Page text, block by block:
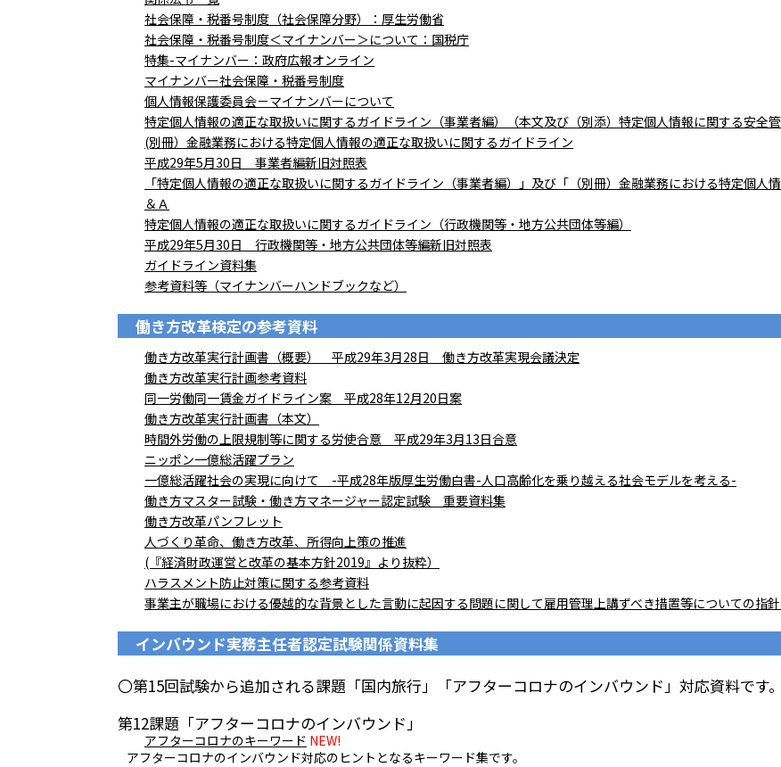
社会保障・税番号制度（社会保障分野）：厚生労働省
社会保障・税番号制度＜マイナンバー＞について：国税庁
特集-マイナンバー：政府広報オンライン
マイナンバー社会保障・税番号制度
個人情報保護委員会－マイナンバーについて
特定個人情報の適正な取扱いに関するガイドライン（事業者編）（本文及び（別添）特定個人情報に関する安全管
(別冊）金融業務における特定個人情報の適正な取扱いに関するガイドライン
平成29年5月30日 事業者編新旧対照表
「特定個人情報の適正な取扱いに関するガイドライン（事業者編）」及び「（別冊）金融業務における特定個人
＆Ａ
特定個人情報の適正な取扱いに関するガイドライン（行政機関等・地方公共団体等編）
平成29年5月30日 行政機関等・地方公共団体等編新旧対照表
ガイドライン資料集
参考資料等（マイナンバーハンドブックなど）
働き方改革検定の参考資料
働き方改革実行計画書（概要） 平成29年3月28日 働き方改革実現会議決定
働き方改革実行計画参考資料
同一労働同一賃金ガイドライン案 平成28年12月20日案
働き方改革実行計画書（本文）
時間外労働の上限規制等に関する労使合意 平成29年3月13日合意
ニッポン一億総活躍プラン
一億総活躍社会の実現に向けて -平成28年版厚生労働白書-人口高齢化を乗り越える社会モデルを考える-
働き方マスター試験・働き方マネージャー認定試験 重要資料集
働き方改革パンフレット
人づくり革命、働き方改革、所得向上策の推進
(『経済財政運営と改革の基本方針2019』より抜粋）
ハラスメント防止対策に関する参考資料
事業主が職場における優越的な背景とした言動に起因する問題に関して雇用管理上講ずべき措置等についての指針
インバウンド実務主任者認定試験関係資料集
〇第15回試験から追加される課題「国内旅行」「アフターコロナのインバウンド」対応資料です。
第12課題「アフターコロナのインバウンド」
アフターコロナのキーワード NEW!
アフターコロナのインバウンド対応のヒントとなるキーワード集です。